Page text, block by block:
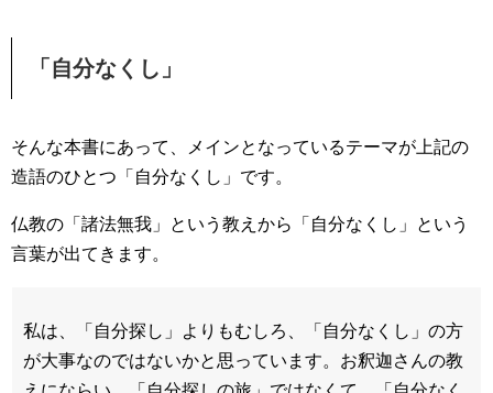
「自分なくし」
そんな本書にあって、メインとなっているテーマが上記の
造語のひとつ「自分なくし」です。
仏教の「諸法無我」という教えから「自分なくし」という
言葉が出てきます。
私は、「自分探し」よりもむしろ、「自分なくし」の方
が大事なのではないかと思っています。お釈迦さんの教